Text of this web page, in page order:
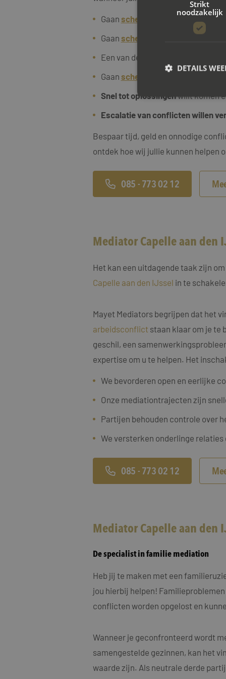
Gaan scheiden met kinderen
Gaan scheiden met een eigen
Een van de twee partners
Gaan scheiden met een
Snel tot oplossingenwillt komen
Escalatie van conflicten willen
Bespaar tijd, geld en onnodige
ontdek hoe wij jullie kunnen helpen
085 - 773 02 12
Mediator Capelle aan den
Het kan een uitdagende taak zijn
Capelle aan den IJssel in te
Mayet Mediators begrijpen dat het
arbeidsconflict staan klaar om je te
geschil, een
expertise om u te helpen. Het
We bevorderen open en eerlijke
Onze mediationtrajecten zijn
Partijen behouden controle over
We versterken onderlinge
085 - 773 02 12
Mediator Capelle aan
De specialist in familie mediation
Heb jij te maken met een
jou hierbij helpen!
conflicten worden opgelost en
Wanneer je geconfronteerd wordt
samengestelde gezinnen, kan het
waarde zijn. Als neutrale derde
Strikt
noodzakelijk
DETAILS
Strikt noodzakelijke
_clck
_ga_4ZL076M2M8
_clsk
Naam
MUID
SRM_B
ANONCHK
IDE
_fbp
test_cookie